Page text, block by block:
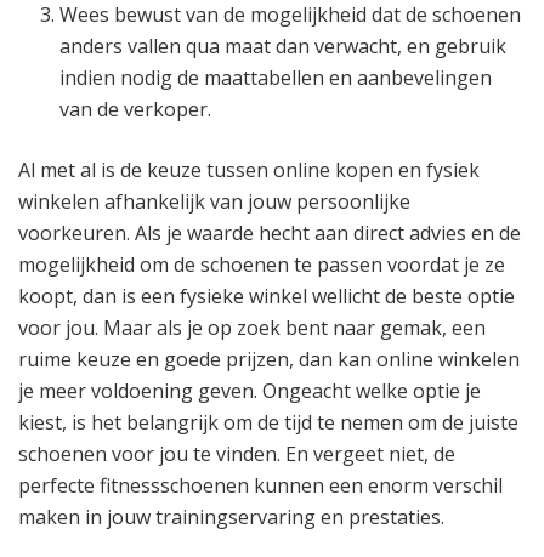
Wees bewust van de mogelijkheid dat de schoenen
anders vallen qua maat dan verwacht, en gebruik
indien nodig de maattabellen en aanbevelingen
van de verkoper.
Al met al is de keuze tussen online kopen en fysiek
winkelen afhankelijk van jouw persoonlijke
voorkeuren. Als je waarde hecht aan direct advies en de
mogelijkheid om de schoenen te passen voordat je ze
koopt, dan is een fysieke winkel wellicht de beste optie
voor jou. Maar als je op zoek bent naar gemak, een
ruime keuze en goede prijzen, dan kan online winkelen
je meer voldoening geven. Ongeacht welke optie je
kiest, is het belangrijk om de tijd te nemen om de juiste
schoenen voor jou te vinden. En vergeet niet, de
perfecte fitnessschoenen kunnen een enorm verschil
maken in jouw trainingservaring en prestaties.